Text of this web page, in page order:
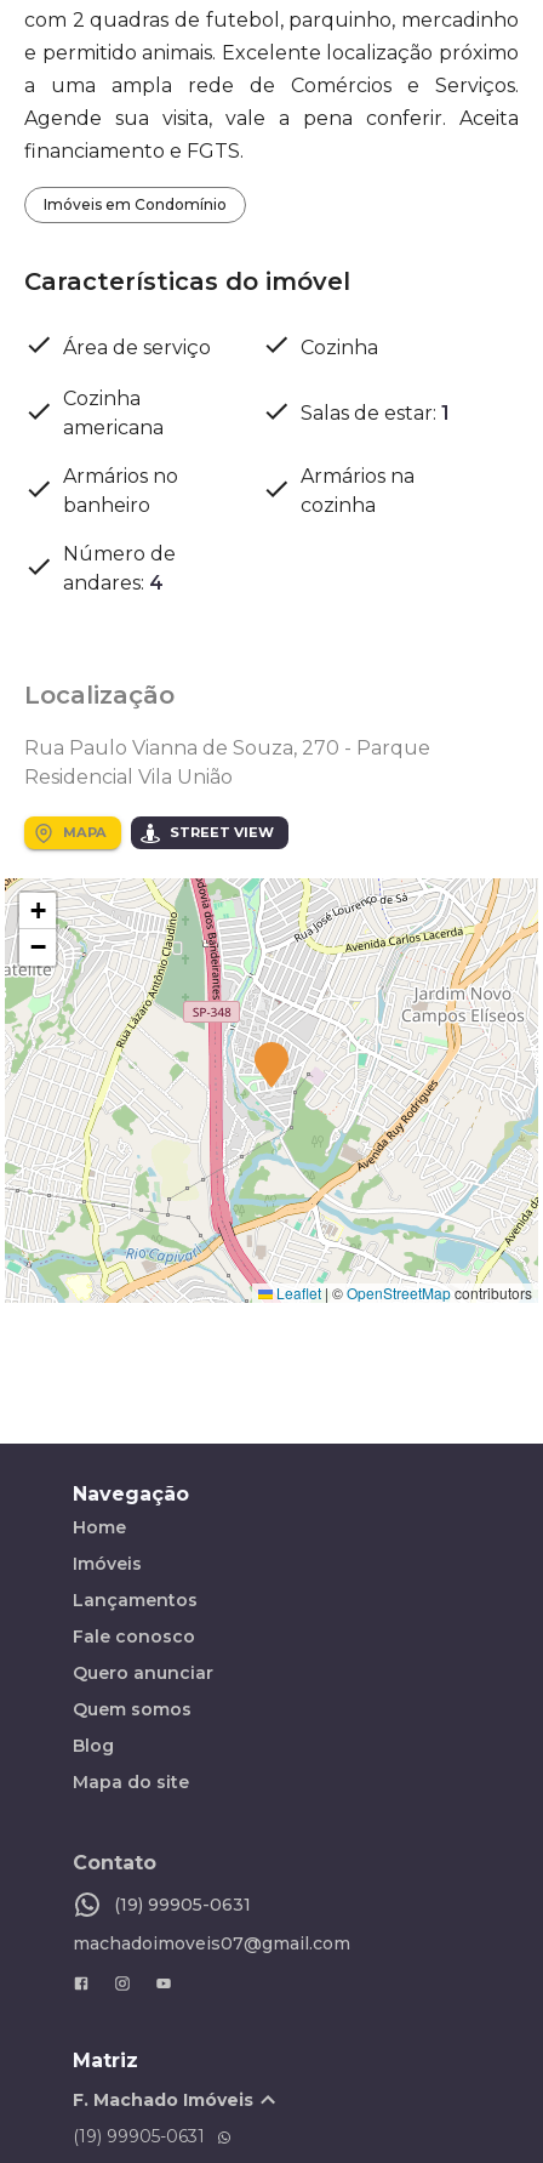
com 2 quadras de futebol, parquinho, mercadinho
e permitido animais. Excelente localização próximo
a uma ampla rede de Comércios e Serviços.
Agende sua visita, vale a pena conferir. Aceita
financiamento e FGTS.
Imóveis em Condomínio
Características do imóvel
Área de serviço Cozinha
Cozinha
americana
Salas de estar: 1
Armários no
banheiro
Armários na
cozinha
Número de
andares: 4
Localização
Rua Paulo Vianna de Souza, 270 - Parque
Residencial Vila União
MAPA STREET VIEW
+
−
Leaflet | ©OpenStreetMapcontributors
Navegação
Home
Imóveis
Lançamentos
Fale conosco
Quero anunciar
Quem somos
Blog
Mapa do site
Contato
(19) 99905-0631
machadoimoveis07@gmail.com
Matriz
F. Machado Imóveis
(19) 99905-0631